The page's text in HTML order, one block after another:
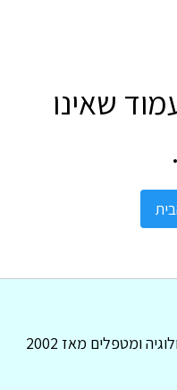
שאינו
ומטפלים מאז 2002